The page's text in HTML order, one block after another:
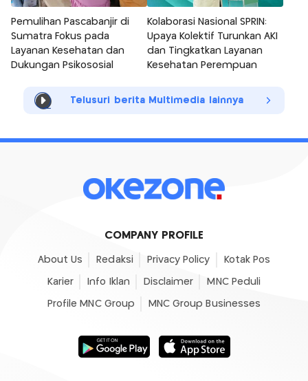
Pemulihan Pascabanjir di
Sumatra Fokus pada
Layanan Kesehatan dan
Dukungan Psikososial
Kolaborasi Nasional SPRIN:
Upaya Kolektif Turunkan AKI
dan Tingkatkan Layanan
Kesehatan Perempuan
Telusuri berita Multimedia lainnya
COMPANY PROFILE
About Us Redaksi Privacy Policy Kotak Pos
Karier Info Iklan Disclaimer MNC Peduli
Profile MNC Group MNC Group Businesses